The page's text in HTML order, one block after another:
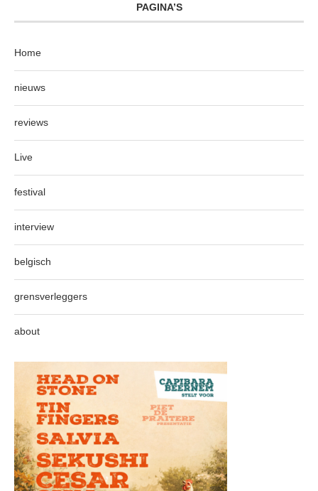
PAGINA’S
Home
nieuws
reviews
Live
festival
interview
belgisch
grensverleggers
about